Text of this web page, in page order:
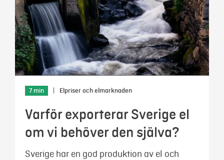
7 min Elpriser och elmarknaden
Varför exporterar Sverige el
om vi behöver den själva?
Sverige har en god produktion av el och